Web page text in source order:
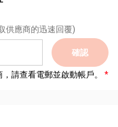
供應商的迅速回覆)
確認
請查看電郵並啟動帳戶。